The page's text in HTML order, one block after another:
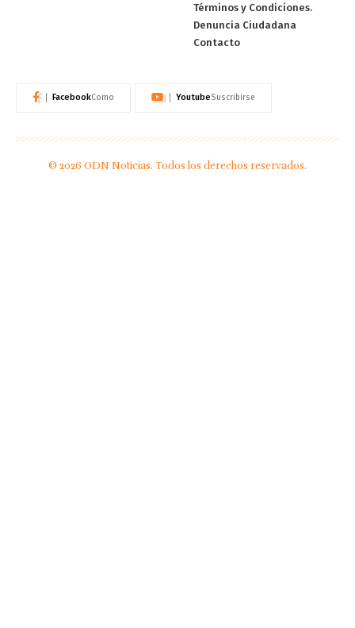
Términos y Condiciones.
Denuncia Ciudadana
Contacto
FacebookComo YoutubeSuscribirse
© 2026 ODN Noticias. Todos los derechos reservados.